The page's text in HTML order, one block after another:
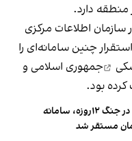
منطقه دارد.
سازمان اطلاعات مرکزی
چنین سامانه‌ای را
جمهوری اسلامی و
بود.
پس از نمایش موفق در جنگ ۱۲روزه، سامانه